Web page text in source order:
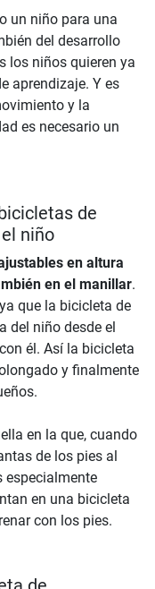
un niño para una
del desarrollo
los niños quieren ya
aprendizaje. Y es
y la
es necesario un
de
niño
en altura
en el manillar.
que la bicicleta de
del niño desde el
él. Así la bicicleta
y finalmente
en la que, cuando
de los pies al
especialmente
en una bicicleta
con los pies.